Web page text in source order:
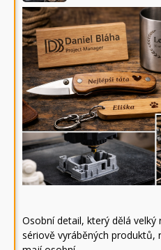
Osobní detail, který dělá
sériově vyráběných produktů,